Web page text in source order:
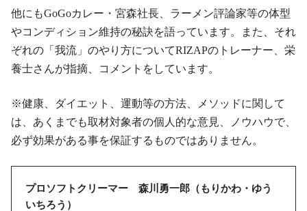
他にもGoGoカレー・宮森社長、ラーメン評論家等の体型
やコンディション維持の秘訣を語っています。また、それ
ぞれの「我流」のやり方についてRIZAPのトレーナー、栄
養士さんが指摘、コメントをしています。
※健康、ダイエット、運動等の方法、メソッドに関して
は、あくまでも取材対象者の個人的な意見、ノウハウで、
必ず効果がある事を保証するものではありません。
プロソフトクリーマー 森川勇一郎（もりかわ・ゆう
いちろう）